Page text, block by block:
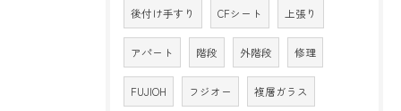
後付け手すり CFシート 上張り
アパート 階段 外階段 修理
FUJIOH フジオー 複層ガラス